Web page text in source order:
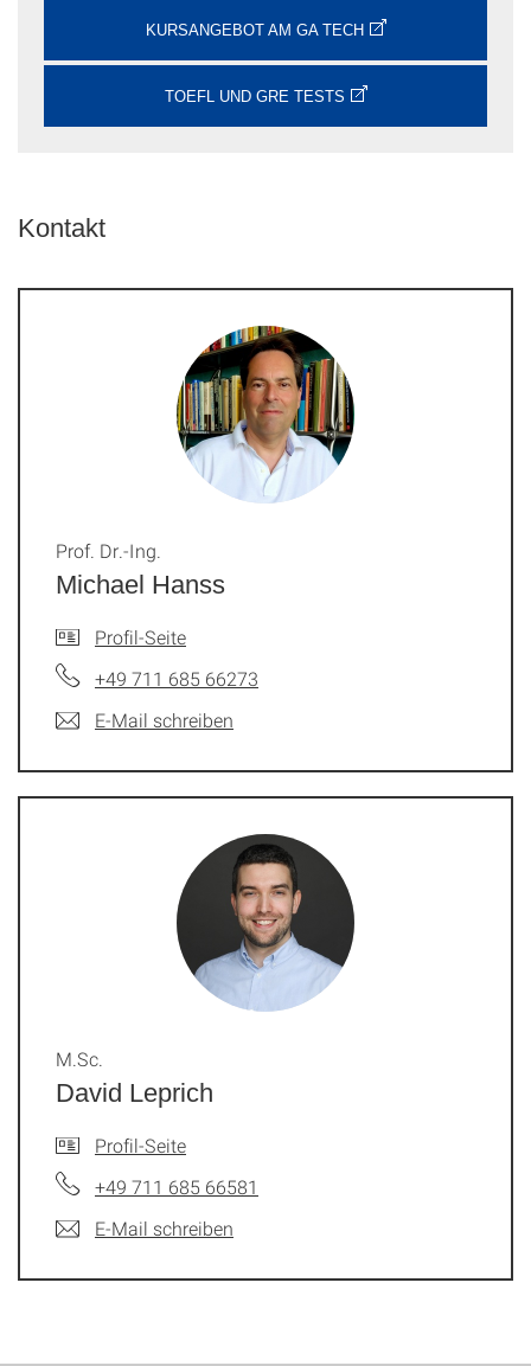
KURSANGEBOT AM GA TECH
TOEFL UND GRE TESTS
Kontakt
Michael Hanss
Prof. Dr.-Ing.
Profil-Seite
+49 711 685 66273
E-Mail schreiben
David Leprich
M.Sc.
Profil-Seite
+49 711 685 66581
E-Mail schreiben